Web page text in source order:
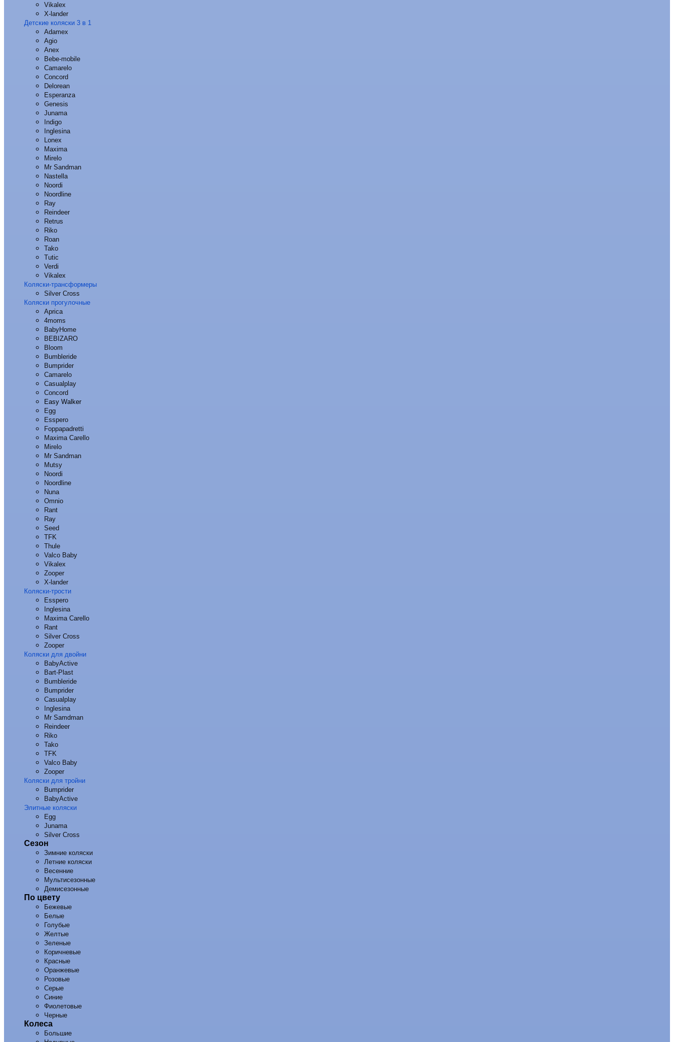
Vikalex
X-lander
Детские коляски 3 в 1
Adamex
Agio
Anex
Bebe-mobile
Camarelo
Concord
Delorean
Esperanza
Genesis
Junama
Indigo
Inglesina
Lonex
Maxima
Mirelo
Mr Sandman
Nastella
Noordi
Noordline
Ray
Reindeer
Retrus
Riko
Roan
Tako
Tutic
Verdi
Vikalex
Коляски-трансформеры
Silver Cross
Коляски прогулочные
Aprica
4moms
BabyHome
BEBIZARO
Bloom
Bumbleride
Bumprider
Camarelo
Casualplay
Concord
Easy Walker
Egg
Esspero
Foppapadretti
Maxima Carello
Mirelo
Mr Sandman
Mutsy
Noordi
Noordline
Nuna
Omnio
Rant
Ray
Seed
TFK
Thule
Valco Baby
Vikalex
Zooper
X-lander
Коляски-трости
Esspero
Inglesina
Maxima Carello
Rant
Silver Cross
Zooper
Коляски для двойни
BabyActive
Bart-Plast
Bumbleride
Bumprider
Casualplay
Inglesina
Mr Samdman
Reindeer
Riko
Tako
TFK
Valco Baby
Zooper
Коляски для тройни
Bumprider
BabyActive
Элитные коляски
Egg
Junama
Silver Cross
Сезон
Зимние коляски
Летние коляски
Весенние
Мультисезонные
Демисезонные
По цвету
Бежевые
Белые
Голубые
Желтые
Зеленые
Коричневые
Красные
Оранжевые
Розовые
Серые
Синие
Фиолетовые
Черные
Колеса
Большие